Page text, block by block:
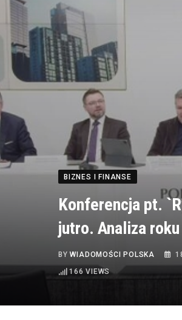
BIZNES I FINANSE
Konferencja pt.
jutro. Analiza
BYWIADOMOŚCI POLSKA
166 VIEWS